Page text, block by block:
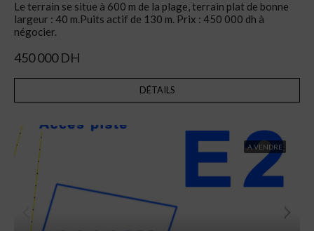
Le terrain se situe à 600 m de la plage, terrain plat de bonne
largeur : 40 m.Puits actif de 130 m. Prix : 450 000 dh à
négocier.
450 000 DH
DÉTAILS
A VENDRE